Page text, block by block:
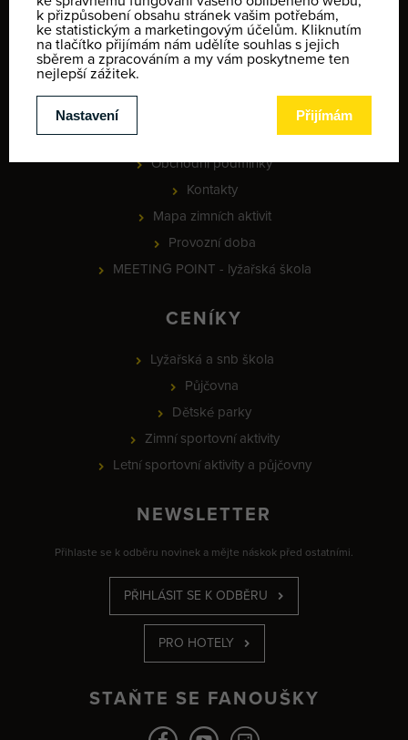
Recenze
Novinky
Partneři
PROJEKT - Online rezervace služeb a vybavení, check-in a
Informace o ochraně osobních údajů
Obchodní podmínky
Kontakty
Mapa zimních aktivit
Provozní doba
MEETING POINT - lyžařská škola
CENÍKY
Lyžařská a snb škola
Půjčovna
Dětské parky
Zimní sportovní aktivity
Letní sportovní aktivity a půjčovny
NEWSLETTER
Přihlaste se k odběru novinek a mějte náskok před ostatními.
PŘIHLÁSIT SE K ODBĚRU
PRO HOTELY
STAŇTE SE FANOUŠKY